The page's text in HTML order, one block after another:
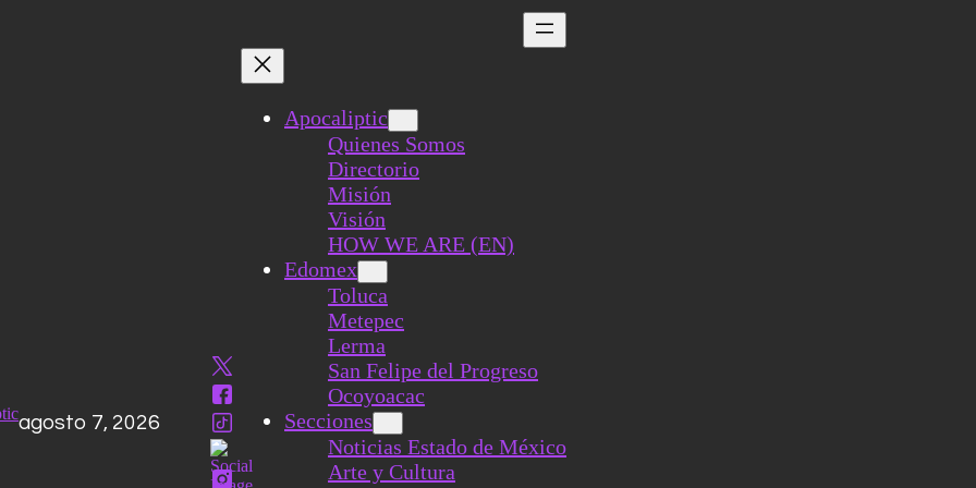
agosto 7, 2026
Apocaliptic
Quienes Somos
Directorio
Misión
Visión
HOW WE ARE (EN)
Edomex
Toluca
Metepec
Lerma
San Felipe del Progreso
Ocoyoacac
Secciones
Noticias Estado de México
Arte y Cultura